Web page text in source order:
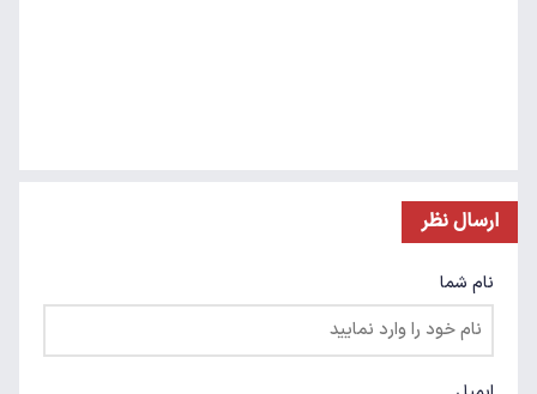
ارسال نظر
نام شما